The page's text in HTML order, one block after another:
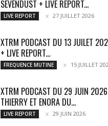
SEVENDUST + LIVE REPORT...
LIVE REPORT 27 JUILLET 2026
XTRM PODCAST DU 13 JUILET
+ LIVE REPORT...
FREQUENCE MUTINE 15 JUILLET
XTRM PODCAST DU 29 JUIN 2026
THIERRY ET ENORA DU...
LIVE REPORT 29 JUIN 2026